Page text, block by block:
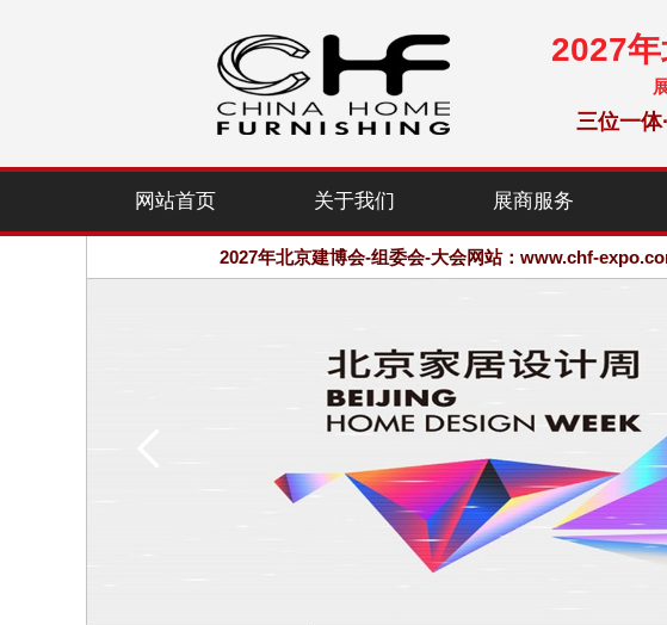
2027
三位一
网站首页 关于我们 展商服务
2027年北京建博会-组委会-大会网站：www.chf-
欢迎访问·2027年北京国际家居产业博览会·大会网站
2027年北京建博会-组委会-大会网站：www.chf-